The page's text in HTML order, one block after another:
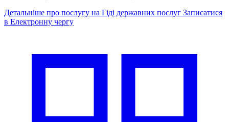
Детальніше про послугу на Гіді державних послуг Записатися
в Електронну чергу